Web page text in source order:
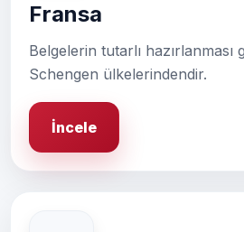
Fransa
Belgelerin tutarlı hazırlanması
Schengen ülkelerindendir.
İncele